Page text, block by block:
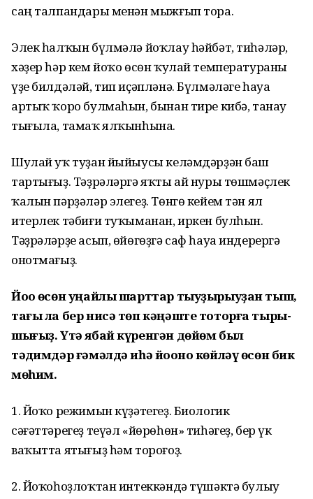
саң талпандары менән мыжғып тора.
Элек һалҡын бүлмәлә йоҡлау һәйбәт, тиһәләр,
хәҙер һәр кем йоҡо өсөн ҡулай температураны
үҙе билдәләй, тип иҫәпләнә. Бүлмәләге һауа
артыҡ ҡоро булмаһын, бынан тире кибә, танау
тығыла, тамаҡ ялҡынһына.
Шулай уҡ туҙан йыйыусы келәмдәрҙән баш
тартығыҙ. Тәҙрәләргә яҡты ай нуры төшмәҫлек
ҡалын пәрҙәләр элегеҙ. Төнгө кейем тән ял
итерлек тәбиғи туҡыманан, иркен булһын.
Тәҙрәләрҙе асып, өйөгөҙгә саф һауа индерергә
онотмағыҙ.
Йоҡо өсөн уңайлы шарттар тыуҙырыуҙан тыш,
тағы ла бер нисә төп кәңәште тоторға тыры­
шығыҙ. Үтә ябай күренгән дөйөм был
тәҡдимдәр ғәмәлдә иһә йоҡоно көйләү өсөн бик
мөһим.
1. Йоҡо режимын күҙәтегеҙ. Биологик
сәғәттәрегеҙ теүәл «йөрөһөн» тиһәгеҙ, бер үк
ваҡытта ятығыҙ һәм тороғоҙ.
2. Йоҡоһоҙлоҡтан интеккәндә түшәктә булыу